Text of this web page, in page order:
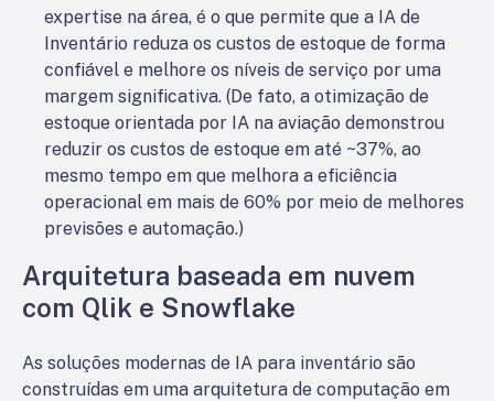
expertise na área, é o que permite que a IA de
Inventário reduza os custos de estoque de forma
confiável e melhore os níveis de serviço por uma
margem significativa. (De fato, a otimização de
estoque orientada por IA na aviação demonstrou
reduzir os custos de estoque em até ~37%, ao
mesmo tempo em que melhora a eficiência
operacional em mais de 60% por meio de melhores
previsões e automação.)
Arquitetura baseada em nuvem
com Qlik e Snowflake
As soluções modernas de IA para inventário são
construídas em uma arquitetura de computação em